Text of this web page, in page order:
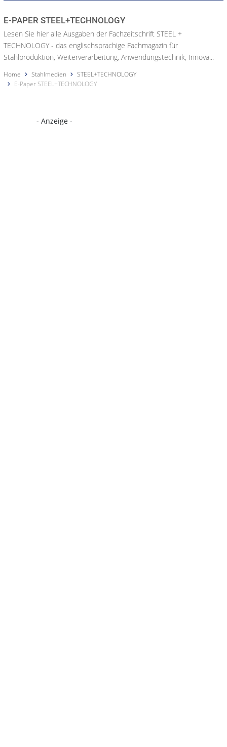
E-PAPER STEEL+TECHNOLOGY
Lesen Sie hier alle Ausgaben der Fachzeitschrift STEEL +
TECHNOLOGY - das englischsprachige Fachmagazin für
Stahlproduktion, Weiterverarbeitung, Anwendungstechnik, Innova...
Home Stahlmedien
STEEL+TECHNOLOGY
E-Paper STEEL+TECHNOLOGY
- Anzeige -